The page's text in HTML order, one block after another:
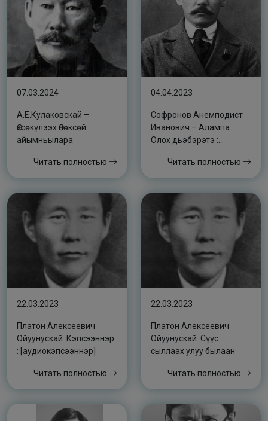
07.03.2024
А.Е.Кулаковскай –
Өксөкүлээх Өлөксөй
айымньылара
Читать полностью
04.04.2023
Софронов Анемподист
Иванович – Алампа.
Олох дьэбэрэтэ :
Читать полностью
22.03.2023
Платон Алексеевич
Ойуунускай. Кэпсээннэр
: [аудиокэпсээннэр]
Читать полностью
22.03.2023
Платон Алексеевич
Ойуунускай. Сүүс
сыллаах улуу былаан
Читать полностью